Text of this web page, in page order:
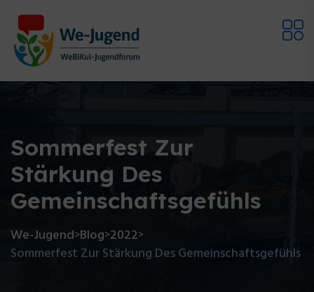
Sommerfest Zur
Stärkung Des
Gemeinschaftsgefühls
We-Jugend>Blog>2022>
Sommerfest Zur Stärkung Des Gemeinschaftsgefühls